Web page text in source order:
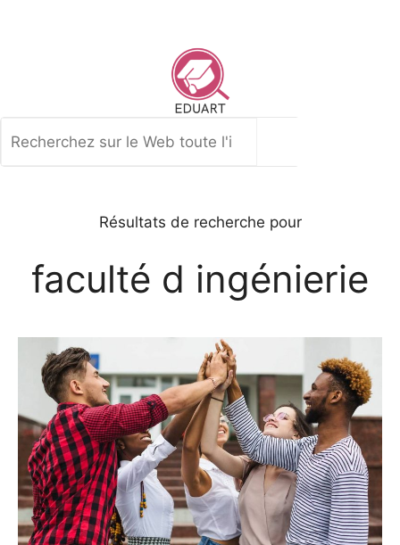
Résultats de recherche pour
faculté d ingénierie